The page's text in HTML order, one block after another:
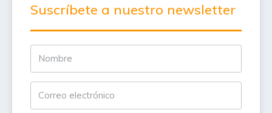
Suscríbete a nuestro newsletter